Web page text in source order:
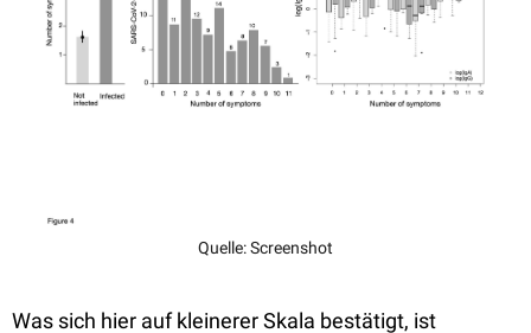
Quelle: Screenshot
Was sich hier auf kleinerer Skala bestätigt, ist